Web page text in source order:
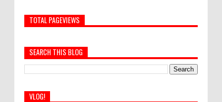
TOTAL PAGEVIEWS
SEARCH THIS BLOG
VLOG!